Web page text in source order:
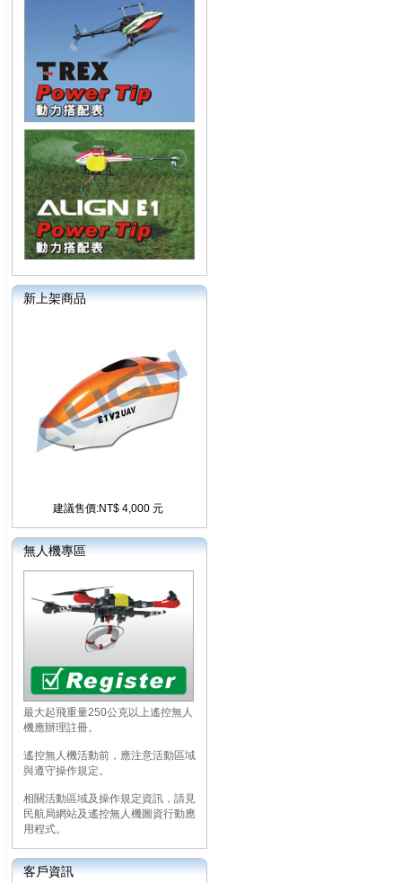
新上架商品
建議售價:NT$ 4,000 元
無人機專區
最大起飛重量250公克以上遙控無人
機應辦理註冊。
遙控無人機活動前，應注意活動區域
與遵守操作規定。
相關活動區域及操作規定資訊，請見
民航局網站及遙控無人機圖資行動應
用程式。
客戶資訊